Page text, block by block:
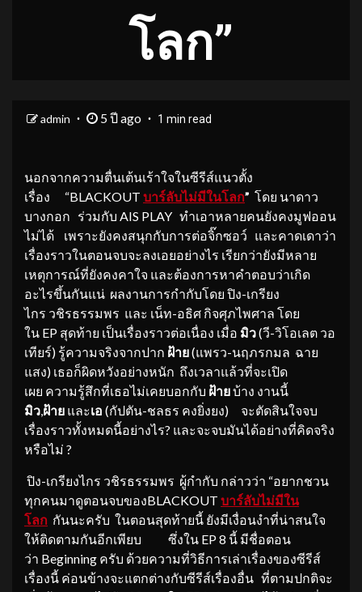
โลก”
admin 5 ปี ago 1 min read
นอกจากความตื่นเต้นเร้าใจในซีรีส์แนวตั้ง
เรื่อง “BLACKOUT บาร์ลับไม่มีในโลก” โดย นาดาว
บางกอก ร่วมกับ AIS PLAY ทำเอาหลายคนยังคงมูฟออน
ไม่ได้ เพราะยังคงสนุกกับการต่อจิ๊กซอว์ และคาดเดาว่า
เรื่องราวในตอนจบจะลงเอยอย่างไร เรียกว่ายังมีหลาย
เหตุการณ์ที่ยังคงคาใจ และต้องการหาคำตอบว่าเกิด
อะไรขึ้นกันแน่ ผลงานการกำกับโดย ปิง-เกรียง
ไกร วชิรธรรมพร และ เน็ท-อธิศ กิจศุภไพศาล โดย
ใน EP สุดท้าย เป็นเรื่องราวต่อเนื่อง เมื่อ มิว(วี-วิโอเลต วอ
เทียร์) รู้ความจริงจากปาก ฝ้าย(แพรว-นฤภรกมล ฉาย
แสง) เธอก็ผิดหวังอย่างหนัก ถึงเวลาแล้วที่จะเปิด
เผย ความรู้สึกที่เธอไม่เคยบอกกับ ฝ้ายบ้าง งานนี้
มิว ฝ้าย และเอ (กัปตัน-ชลธร คงยิ่งยง) จะตัดสินใจจบ
เรื่องราวทั้งหมดนี้อย่างไร? และจะจบมันได้อย่างที่คิดจริง
หรือไม่ ?
ปิง-เกรียงไกร วชิรธรรมพร ผู้กำกับ กล่าวว่า “อยากชวน
ทุกคนมาดูตอนจบของBLACKOUT บาร์ลับไม่มีใน
โลก กันนะครับ ในตอนสุดท้ายนี้ ยังมีเงื่อนงำที่น่าสนใจ
ให้ติดตามกันอีกเพียบ ซึ่งใน EP 8 นี้ มีชื่อตอน
ว่า Beginning ครับ ด้วยความที่วิธีการเล่าเรื่องของซีรีส์
เรื่องนี้ ค่อนข้างจะแตกต่างกับซีรีส์เรื่องอื่น ที่ตามปกติจะ